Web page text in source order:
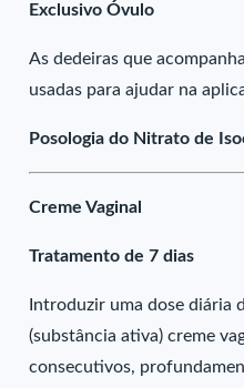
Exclusivo Óvulo
As dedeiras que
usadas para ajudar na
Posologia do Nitrato de
Creme Vaginal
Tratamento de 7 dias
Introduzir uma dose diária
(substância ativa) creme
consecutivos,